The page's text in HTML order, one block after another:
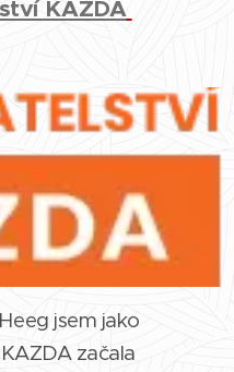
KAZDA
jsem jako
začala